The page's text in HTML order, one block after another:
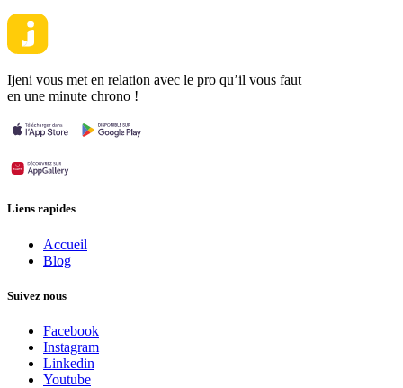
Ijeni vous met en relation avec le pro qu’il vous faut
en une minute chrono !
Liens rapides
Accueil
Blog
Suivez nous
Facebook
Instagram
Linkedin
Youtube